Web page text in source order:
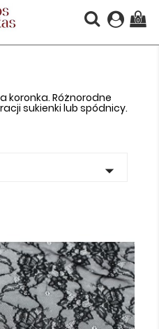
(0)
koronka. Różnorodne
sukienki lub spódnicy.
